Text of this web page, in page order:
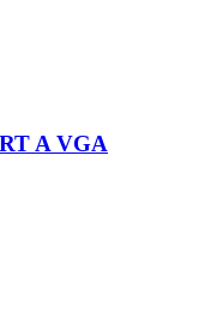
A VGA